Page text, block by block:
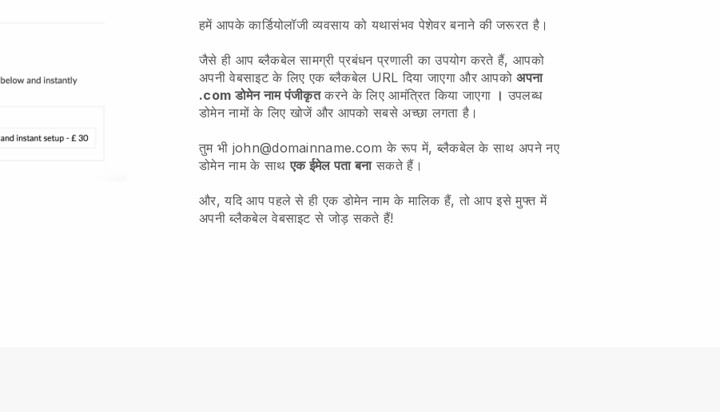
हमें आपके कार्डियोलॉजी व्यवसाय को यथासंभव पेशेवर बनाने की जरूरत है।
जैसे ही आप ब्लैकबेल सामग्री प्रबंधन प्रणाली का उपयोग करते हैं, आपको
अपनी वेबसाइट के लिए एक ब्लैकबेल URL दिया जाएगा और आपकोअपना
.com डोमेन नाम पंजीकृतकरने के लिए आमंत्रित किया जाएगा । उपलब्ध
डोमेन नामों के लिए खोजें और आपको सबसे अच्छा लगता है।
तुम भी john@domainname.com के रूप में, ब्लैकबेल के साथ अपने नए
डोमेन नाम के साथएक ईमेल पता बनासकते हैं।
और, यदि आप पहले से ही एक डोमेन नाम के मालिक हैं, तो आप इसे मुफ्त में
अपनी ब्लैकबेल वेबसाइट से जोड़ सकते हैं!